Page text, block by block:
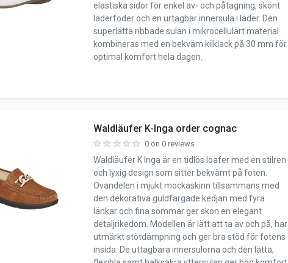
elastiska sidor för enkel av- och påtagning, skönt
läderfoder och en urtagbar innersula i läder. Den
superlätta ribbade sulan i mikrocellulärt material
kombineras med en bekväm kilklack på 30 mm för
optimal komfort hela dagen.
Waldläufer K-Inga order cognac
0 on 0 reviews
Waldläufer K Inga är en tidlös loafer med en stilren
och lyxig design som sitter bekvämt på foten.
Ovandelen i mjukt mockaskinn tillsammans med
den dekorativa guldfärgade kedjan med fyra
länkar och fina sömmar ger skon en elegant
detaljrikedom. Modellen är lätt att ta av och på, har
utmärkt stötdämpning och ger bra stöd för fotens
insida. De uttagbara innersulorna och den lätta,